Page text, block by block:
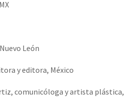
León
y editora, México
comunicóloga y artista plástica,